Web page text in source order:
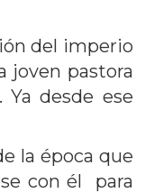
del imperio
joven pastora
desde ese
la época que
con él para